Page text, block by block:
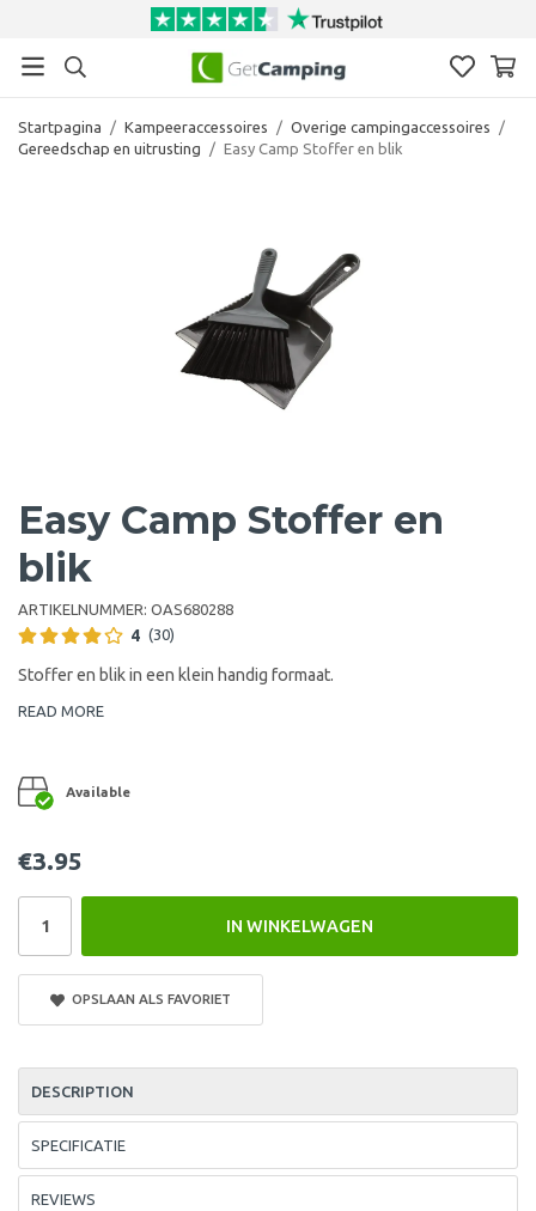
Startpagina / Kampeeraccessoires / Overige campingaccessoires
/
Gereedschap en uitrusting
/ Easy Camp Stoffer en blik
Easy Camp Stoffer en
blik
ARTIKELNUMMER: OAS680288
4 (30)
Stoffer en blik in een klein handig formaat.
READ MORE
Available
€3.95
IN WINKELWAGEN
OPSLAAN ALS FAVORIET
DESCRIPTION
SPECIFICATIE
REVIEWS